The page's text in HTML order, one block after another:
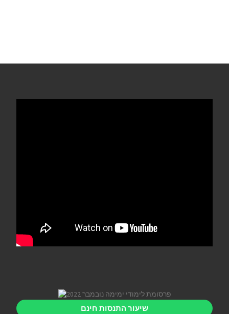
שיעור התנסות חינם